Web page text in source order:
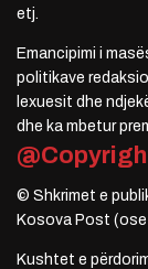
etj.
Emancipimi i
politikave
lexuesit dhe
dhe ka mbetur
© Shkrimet e
Kosova Post (ose
Kushtet e